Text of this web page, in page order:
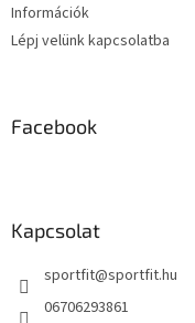
Információk
Lépj velünk kapcsolatba
Facebook
Kapcsolat
sportfit@sportfit.hu
06706293861